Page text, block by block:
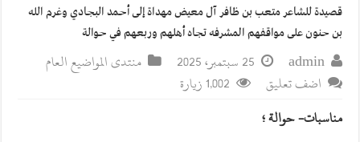
قصيدة للشاعر متعب بن ظافر آل معيض مهداة إلى أحمد البجادي وغرم الله
بن حنون على مواقفهم المشرفه تجاه أهلهم وربعهم في حوالة
admin 25 سبتمبر، 2025
منتدى المواضيع العام
اضف تعليق
1,002 زيارة
مناسبات- حوالة ؛